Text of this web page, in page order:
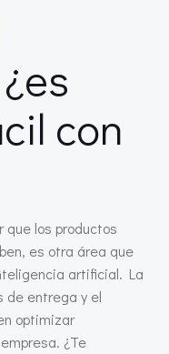
con
los productos
es otra área que
artificial. La
de entrega y el
optimizar
¿Te